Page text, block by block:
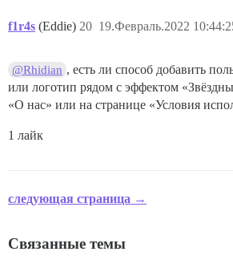
f1r4s (Eddie) 19.Февраль.2022
20
@Rhidian , есть ли способ добавить
или логотип рядом с эффектом
«О нас» или на странице «Условия
1 лайк
следующая страница →
Связанные темы